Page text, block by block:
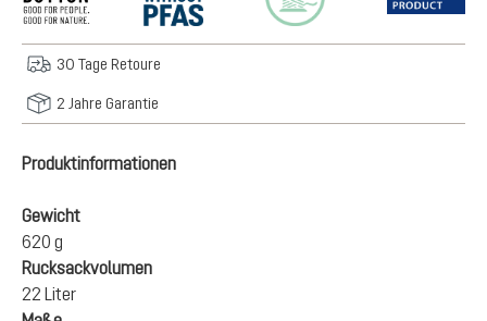
30 Tage Retoure
2 Jahre Garantie
Produktinformationen
Gewicht
620 g
Rucksackvolumen
22 Liter